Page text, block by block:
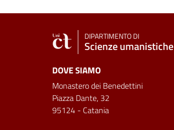
DIPARTIMENTO DI
Scienze umanistiche
DOVE SIAMO
Monastero dei Benedettini
Piazza Dante, 32
95124 - Catania